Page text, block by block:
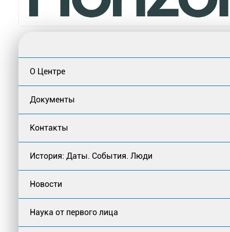
О Центре
Документы
Контакты
История: Даты. События. Люди
Новости
Наука от первого лица